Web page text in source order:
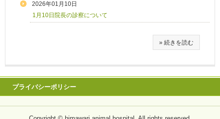
2026年01月10日
1月10日院長の診察について
» 続きを読む
プライバシーポリシー